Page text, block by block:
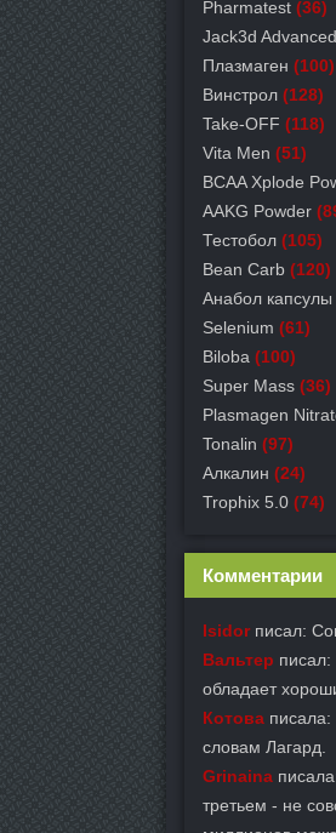
Pharmatest (36)
Jack3d Advanced
Плазмаген (100)
Винстрол (128)
Take-OFF (118)
Vita Men (51)
BCAA Xplode
AAKG Powder
Тестобол (105)
Bean Carb (120)
Анабол капсулы
Selenium (61)
Biloba (100)
Super Mass (36)
Plasmagen
Tonalin (97)
Алкалин (24)
Trophix 5.0 (74)
Комментарии
Isidorписал:
Вальтер писал:
обладает
Котова писала:
словам Лагард.
Grinaina
третьем - не